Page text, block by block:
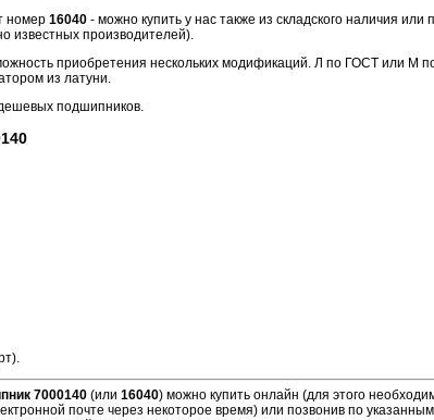
номер 16040 - можно купить у нас также из складского наличия или
известных производителей).
приобретения нескольких модификаций. Л по ГОСТ или M
из латуни.
подшипников.
7000140 (или 16040) можно купить онлайн (для этого
почте через некоторое время) или позвонив по